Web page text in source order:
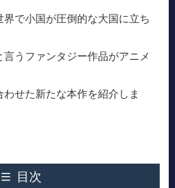
で小国が圧倒的な大国に立ち
うファンタジー作品がアニメ
せた新たな本作を紹介しま
目次